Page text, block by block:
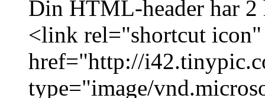
Din HTML-header har
<link rel="shortcut icon"
href="http://
type="image/